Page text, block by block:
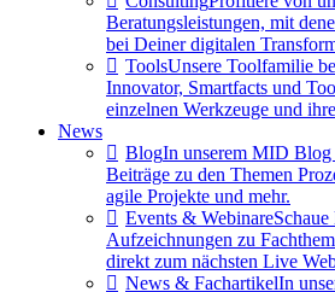
Beratungsleistungen, mit
bei Deiner digitalen
ToolsUnsere Toolfamilie
Innovator, Smartfacts und
einzelnen Werkzeuge und
News
BlogIn unserem MID Blog
Beiträge zu den Themen
agile Projekte und mehr.
Events & Webinare
Aufzeichnungen zu
direkt zum nächsten Live
News & FachartikelIn